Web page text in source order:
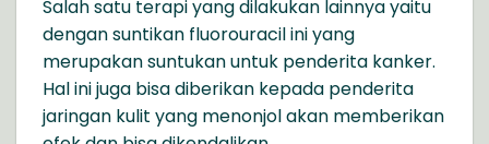
Salah satu terapi yang dilakukan lainnya yaitu
dengan suntikan fluorouracil ini yang
merupakan suntukan untuk penderita kanker.
Hal ini juga bisa diberikan kepada penderita
jaringan kulit yang menonjol akan memberikan